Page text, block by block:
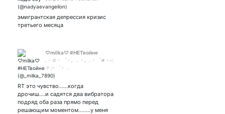
странница
автостопом по галактике
эмигрантская депрессия кризис
третьего месяца
♡milka♡ #НЕТвойне
.・✫・゜・。..・。.・゜✭・-:
✧ :-゜・．
RT это чувство......когда
дрочиш....и садятся два вибратора
подряд оба раза прямо перед
решающим моментом........у меня